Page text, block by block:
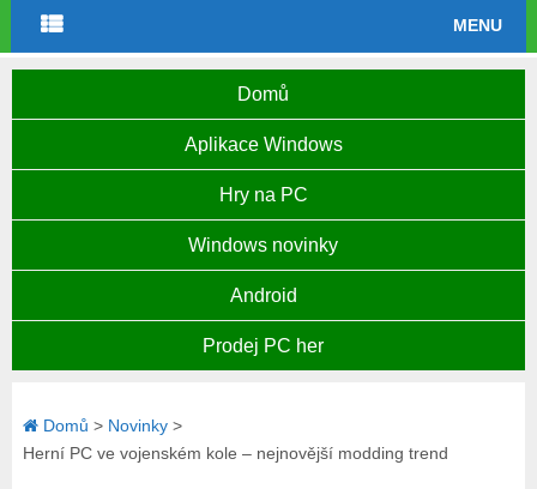
MENU
Domů
Aplikace Windows
Hry na PC
Windows novinky
Android
Prodej PC her
Domů > Novinky>
Herní PC ve vojenském kole – nejnovější modding trend